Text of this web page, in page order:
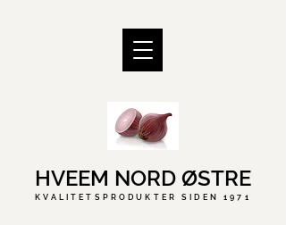
HVEEM NORD ØSTRE
KVALITETSPRODUKTER SIDEN 1971